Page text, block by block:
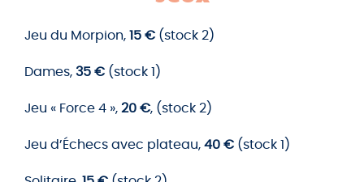
Jeu du Morpion, 15 € (stock 2)
Dames, 35 € (stock 1)
Jeu « Force 4 », 20 €, (stock 2)
Jeu d’Échecs avec plateau, 40 € (stock 1)